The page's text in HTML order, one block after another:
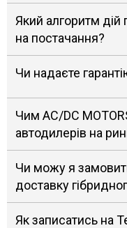
Який алгоритм дій
на постачання?
Чи надаєте
Чим AC/DC
автодилерів на
Чи можу я
доставку
Як записатись на